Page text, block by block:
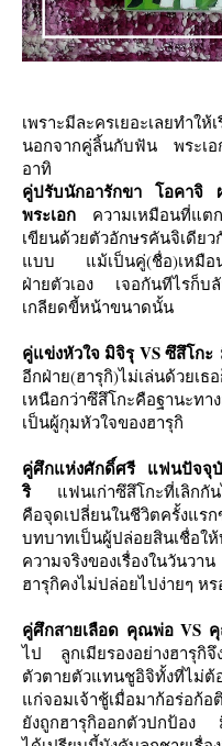
เพราะมีละครเยอะเลยทำให้
นอกจากคู่ลิ้นกับฟัน พระเอ
อาทิ
คู่ปรับนักอารักขา อคาจิ ผ
พระเอก ความเหมือนที่แต
เขียนด้วยตัวอักษรคันจิเดีย
บบ แม้เป็นคู่(ชื่อ)เหมือนแ
ฝ่ายตัวเอง เจอกันทีไรก็บ
เกลียดขี้หน้าขนาดนั้น
คู่แข่งหัวใจ มิจิรุ VS ซึสึโกะ
อีกฝ่าย(ฮารุกิ)ไม่เล่นด้วยเ
เหนือกว่าซึสึโกะคือฐานะทา
เป็นผู้กุมหัวใจของฮารุกิ
คู่ศึกแห่งศักดิ์ศรี ฟนปัจจุ
ริ
ฟนเก่าซึสึโกะที่เลิกกัน
คือจุดเปลี่ยนในชีวิตครั้งแ
บทบาทเป็นผู้ปล่อยสินเชื่อ
ความจริงของเรื่องในวันว
ฮารุกิคงไม่ปล่อยไปง่ายๆ หร
คู่ศึกสายเลือด คุณพ่อ VS
ไป ลูกเมียรองอย่างฮารุกิ
ตัวตายตัวแทนชูอิจิทั้งที่ไม่ต้
ก่จอมเจ้าชู้เมื่อมาก้อร่อก้อ
งถูกฮารุกิออกตัวปกป้อง มิ